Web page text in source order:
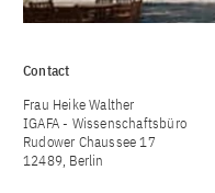
Contact
Frau Heike Walther
IGAFA - Wissenschaftsbüro
Rudower Chaussee 17
12489, Berlin